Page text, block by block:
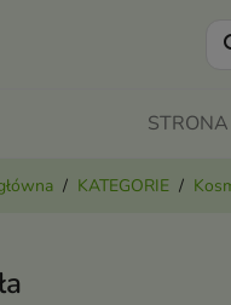
KATEGORIE